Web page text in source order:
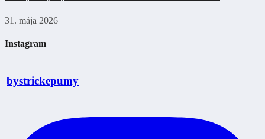
31. mája 2026
Instagram
bystrickepumy